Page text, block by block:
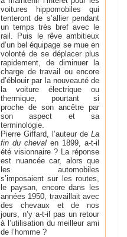
voitures hippomobiles qui
tenteront de s’allier pendant
un temps très bref avec le
rail. Puis le rêve ambitieux
d’un bel équipage se mue en
volonté de se déplacer plus
rapidement, de diminuer la
charge de travail ou encore
d’éblouir par la nouveauté de
la voiture électrique ou
thermique, pourtant si
proche de son ancêtre par
son aspect et sa
terminologie.
Pierre Giffard, l’auteur de La
fin du cheval en 1899, a-t-il
été visionnaire ? La réponse
est nuancée car, alors que
les automobiles
s’imposaient sur les routes,
le paysan, encore dans les
années 1950, travaillait avec
des chevaux et de nos
jours, n’y a-t-il pas un retour
à l’utilisation du meilleur ami
de l’homme ?